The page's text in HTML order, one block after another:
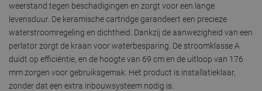
weerstand tegen beschadigingen en zorgt voor een lange
levensduur. De keramische cartridge garandeert een precieze
waterstroomregeling en dichtheid. Dankzij de aanwezigheid van een
perlator zorgt de kraan voor waterbesparing. De stroomklasse A
duidt op efficiëntie, en de hoogte van 69 cm en de uitloop van 176
mm zorgen voor gebruiksgemak. Het product is installatieklaar,
zonder dat een extra inbouwsysteem nodig is.